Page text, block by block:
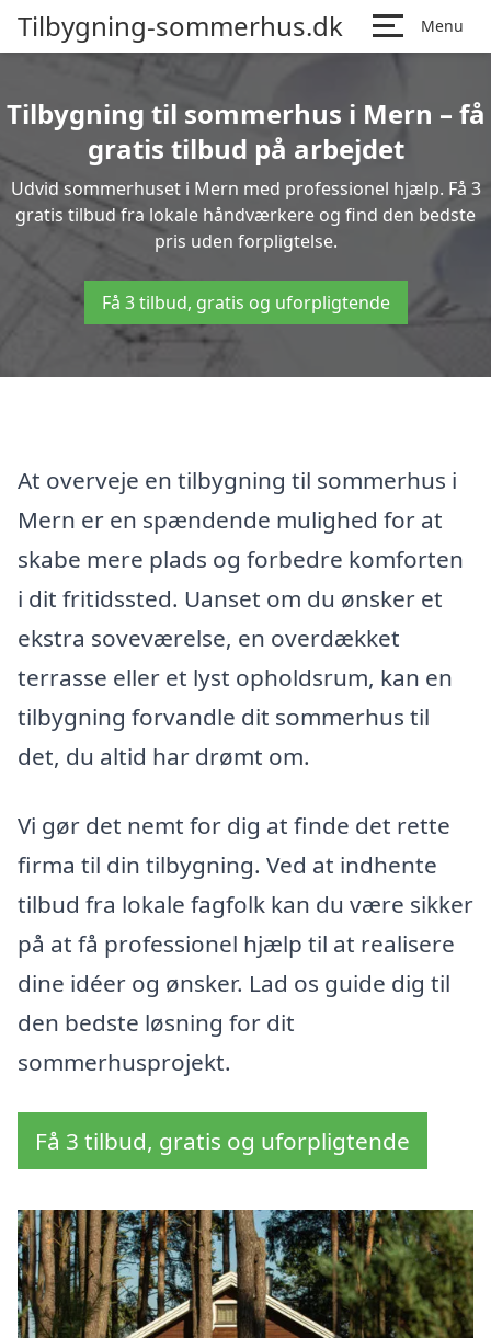
Tilbygning-sommerhus.dk Menu
Tilbygning til sommerhus i Mern – få
gratis tilbud på arbejdet
Udvid sommerhuset i Mern med professionel hjælp. Få 3
gratis tilbud fra lokale håndværkere og find den bedste
pris uden forpligtelse.
Få 3 tilbud, gratis og uforpligtende
At overveje en tilbygning til sommerhus i
Mern er en spændende mulighed for at
skabe mere plads og forbedre komforten
i dit fritidssted. Uanset om du ønsker et
ekstra soveværelse, en overdækket
terrasse eller et lyst opholdsrum, kan en
tilbygning forvandle dit sommerhus til
det, du altid har drømt om.
Vi gør det nemt for dig at finde det rette
firma til din tilbygning. Ved at indhente
tilbud fra lokale fagfolk kan du være sikker
på at få professionel hjælp til at realisere
dine idéer og ønsker. Lad os guide dig til
den bedste løsning for dit
sommerhusprojekt.
Få 3 tilbud, gratis og uforpligtende